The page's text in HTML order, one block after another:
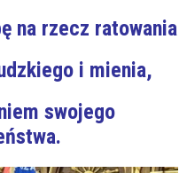
na rzecz ratowania
i mienia,
swojego